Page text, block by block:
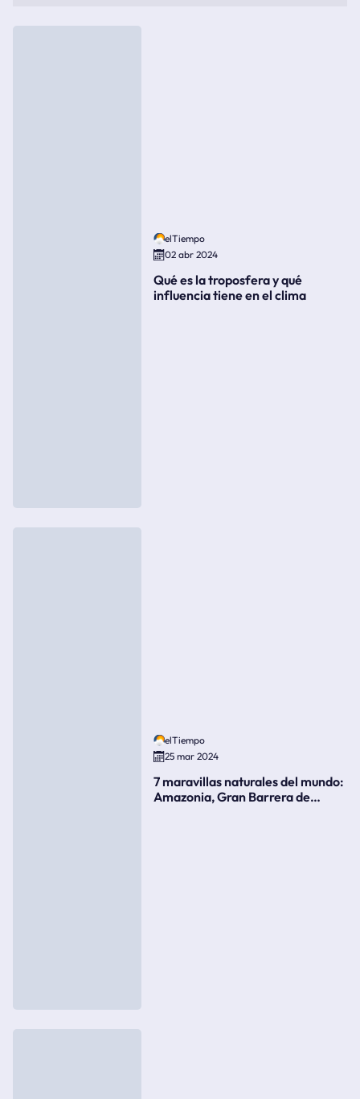
elTiempo
02 abr 2024
Qué es la troposfera y qué
influencia tiene en el clima
elTiempo
25 mar 2024
7 maravillas naturales del mundo:
Amazonia, Gran Barrera de